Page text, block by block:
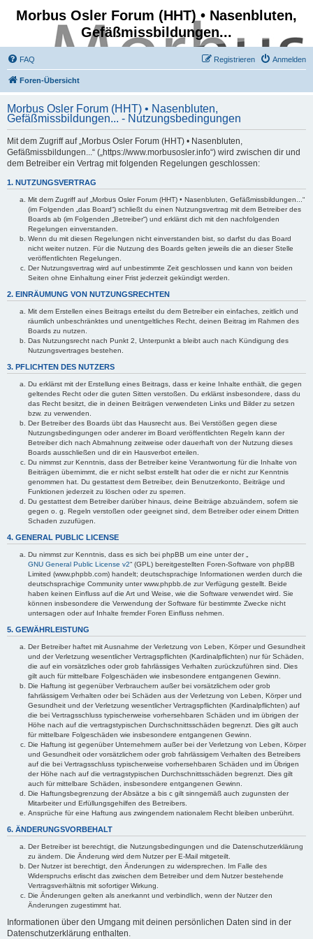
Morbus Osler Forum (HHT) • Nasenbluten,
Gefäßmissbildungen...
FAQ Anmelden
Registrieren
Foren-Übersicht
Morbus Osler Forum (HHT) • Nasenbluten,
Gefäßmissbildungen... - Nutzungsbedingungen
Mit dem Zugriff auf „Morbus Osler Forum (HHT) • Nasenbluten,
Gefäßmissbildungen...“ („https://www.morbusosler.info“) wird zwischen dir und
dem Betreiber ein Vertrag mit folgenden Regelungen geschlossen:
1. NUTZUNGSVERTRAG
Mit dem Zugriff auf „Morbus Osler Forum (HHT) • Nasenbluten, Gefäßmissbildungen...“
(im Folgenden „das Board“) schließt du einen Nutzungsvertrag mit dem Betreiber des
Boards ab (im Folgenden „Betreiber“) und erklärst dich mit den nachfolgenden
Regelungen einverstanden.
Wenn du mit diesen Regelungen nicht einverstanden bist, so darfst du das Board
nicht weiter nutzen. Für die Nutzung des Boards gelten jeweils die an dieser Stelle
veröffentlichten Regelungen.
Der Nutzungsvertrag wird auf unbestimmte Zeit geschlossen und kann von beiden
Seiten ohne Einhaltung einer Frist jederzeit gekündigt werden.
2. EINRÄUMUNG VON NUTZUNGSRECHTEN
Mit dem Erstellen eines Beitrags erteilst du dem Betreiber ein einfaches, zeitlich und
räumlich unbeschränktes und unentgeltliches Recht, deinen Beitrag im Rahmen des
Boards zu nutzen.
Das Nutzungsrecht nach Punkt 2, Unterpunkt a bleibt auch nach Kündigung des
Nutzungsvertrages bestehen.
3. PFLICHTEN DES NUTZERS
Du erklärst mit der Erstellung eines Beitrags, dass er keine Inhalte enthält, die gegen
geltendes Recht oder die guten Sitten verstoßen. Du erklärst insbesondere, dass du
das Recht besitzt, die in deinen Beiträgen verwendeten Links und Bilder zu setzen
bzw. zu verwenden.
Der Betreiber des Boards übt das Hausrecht aus. Bei Verstößen gegen diese
Nutzungsbedingungen oder anderer im Board veröffentlichten Regeln kann der
Betreiber dich nach Abmahnung zeitweise oder dauerhaft von der Nutzung dieses
Boards ausschließen und dir ein Hausverbot erteilen.
Du nimmst zur Kenntnis, dass der Betreiber keine Verantwortung für die Inhalte von
Beiträgen übernimmt, die er nicht selbst erstellt hat oder die er nicht zur Kenntnis
genommen hat. Du gestattest dem Betreiber, dein Benutzerkonto, Beiträge und
Funktionen jederzeit zu löschen oder zu sperren.
Du gestattest dem Betreiber darüber hinaus, deine Beiträge abzuändern, sofern sie
gegen o. g. Regeln verstoßen oder geeignet sind, dem Betreiber oder einem Dritten
Schaden zuzufügen.
4. GENERAL PUBLIC LICENSE
Du nimmst zur Kenntnis, dass es sich bei phpBB um eine unter der „
GNU General Public License v2“ (GPL) bereitgestellten Foren-Software von phpBB
Limited (www.phpbb.com) handelt; deutschsprachige Informationen werden durch die
deutschsprachige Community unter www.phpbb.de zur Verfügung gestellt. Beide
haben keinen Einfluss auf die Art und Weise, wie die Software verwendet wird. Sie
können insbesondere die Verwendung der Software für bestimmte Zwecke nicht
untersagen oder auf Inhalte fremder Foren Einfluss nehmen.
5. GEWÄHRLEISTUNG
Der Betreiber haftet mit Ausnahme der Verletzung von Leben, Körper und Gesundheit
und der Verletzung wesentlicher Vertragspflichten (Kardinalpflichten) nur für Schäden,
die auf ein vorsätzliches oder grob fahrlässiges Verhalten zurückzuführen sind. Dies
gilt auch für mittelbare Folgeschäden wie insbesondere entgangenen Gewinn.
Die Haftung ist gegenüber Verbrauchern außer bei vorsätzlichem oder grob
fahrlässigem Verhalten oder bei Schäden aus der Verletzung von Leben, Körper und
Gesundheit und der Verletzung wesentlicher Vertragspflichten (Kardinalpflichten) auf
die bei Vertragsschluss typischerweise vorhersehbaren Schäden und im übrigen der
Höhe nach auf die vertragstypischen Durchschnittsschäden begrenzt. Dies gilt auch
für mittelbare Folgeschäden wie insbesondere entgangenen Gewinn.
Die Haftung ist gegenüber Unternehmern außer bei der Verletzung von Leben, Körper
und Gesundheit oder vorsätzlichem oder grob fahrlässigem Verhalten des Betreibers
auf die bei Vertragsschluss typischerweise vorhersehbaren Schäden und im Übrigen
der Höhe nach auf die vertragstypischen Durchschnittsschäden begrenzt. Dies gilt
auch für mittelbare Schäden, insbesondere entgangenen Gewinn.
Die Haftungsbegrenzung der Absätze a bis c gilt sinngemäß auch zugunsten der
Mitarbeiter und Erfüllungsgehilfen des Betreibers.
Ansprüche für eine Haftung aus zwingendem nationalem Recht bleiben unberührt.
6. ÄNDERUNGSVORBEHALT
Der Betreiber ist berechtigt, die Nutzungsbedingungen und die Datenschutzerklärung
zu ändern. Die Änderung wird dem Nutzer per E-Mail mitgeteilt.
Der Nutzer ist berechtigt, den Änderungen zu widersprechen. Im Falle des
Widerspruchs erlischt das zwischen dem Betreiber und dem Nutzer bestehende
Vertragsverhältnis mit sofortiger Wirkung.
Die Änderungen gelten als anerkannt und verbindlich, wenn der Nutzer den
Änderungen zugestimmt hat.
Informationen über den Umgang mit deinen persönlichen Daten sind in der
Datenschutzerklärung enthalten.